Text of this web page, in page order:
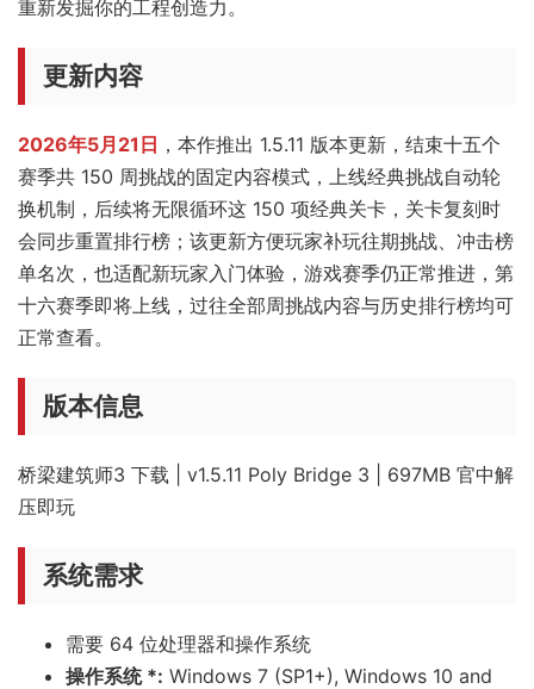
重新发掘你的工程创造力。
更新内容
2026年5月21日 ，本作推出 1.5.11 版本更新，结束十五个
赛季共 150 周挑战的固定内容模式，上线经典挑战自动轮
换机制，后续将无限循环这 150 项经典关卡，关卡复刻时
会同步重置排行榜；该更新方便玩家补玩往期挑战、冲击榜
单名次，也适配新玩家入门体验，游戏赛季仍正常推进，第
十六赛季即将上线，过往全部周挑战内容与历史排行榜均可
正常查看。
版本信息
桥梁建筑师3 下载 | v1.5.11 Poly Bridge 3 | 697MB 官中解
压即玩
系统需求
需要 64 位处理器和操作系统
操作系统 *: Windows 7 (SP1+), Windows 10 and